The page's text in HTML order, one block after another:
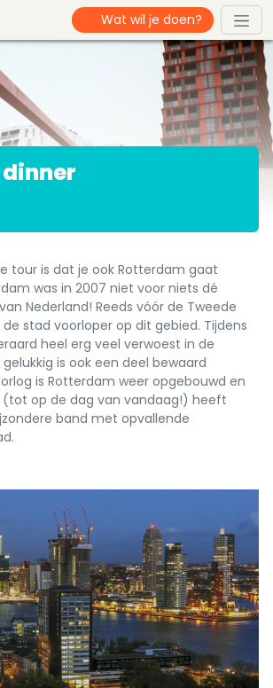
tour is dat je ook Rotterdam gaat
was in 2007 niet voor niets dé
Nederland! Reeds vóór de Tweede
stad voorloper op dit gebied. Tijdens
heel erg veel verwoest in de
is ook een deel bewaard
is Rotterdam weer opgebouwd en
(tot op de dag van vandaag!) heeft
band met opvallende